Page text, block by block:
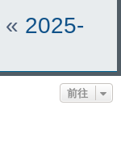
« 2025-
前往